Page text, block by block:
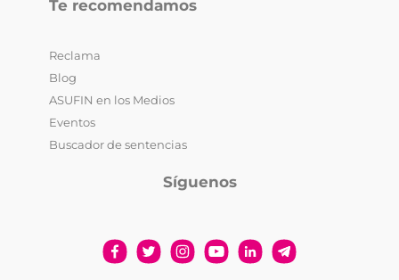
Te recomendamos
Reclama
Blog
ASUFIN en los Medios
Eventos
Buscador de sentencias
Síguenos